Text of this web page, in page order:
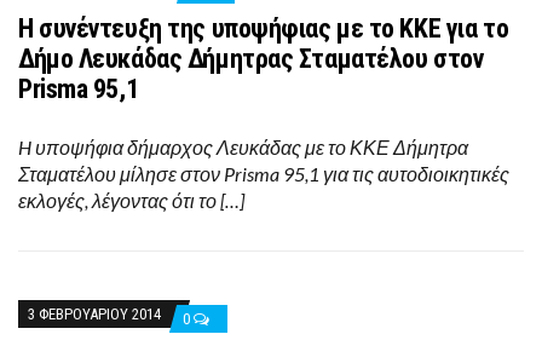
Η συνέντευξη της υποψήφιας με το ΚΚΕ για το
Δήμο Λευκάδας Δήμητρας Σταματέλου στον
Prisma 95,1
H υποψήφια δήμαρχος Λευκάδας με το ΚΚΕ Δήμητρα
Σταματέλου μίλησε στον Prisma 95,1 για τις αυτοδιοικητικές
εκλογές, λέγοντας ότι το […]
3 ΦΕΒΡΟΥΑΡΊΟΥ 2014 0